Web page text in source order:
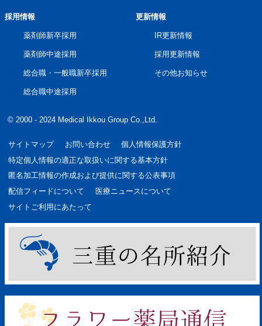
採用情報
薬剤師新卒採用
薬剤師中途採用
総合職・一般職新卒採用
総合職中途採用
更新情報
IR更新情報
採用更新情報
その他お知らせ
© 2000 - 2024 Medical Ikkou Group Co.,Ltd.
サイトマップ お問い合わせ
個人情報保護方針
特定個人情報の適正な取扱いに関する基本方針
匿名加工情報の作成および提供に関する公表事項
配信フィードについて
医療ニュースについて
サイトご利用にあたって